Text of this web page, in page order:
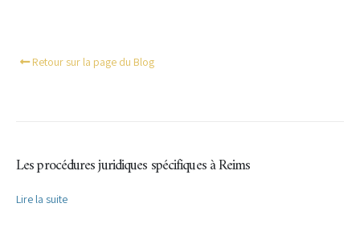
Retour sur la page du Blog
Les procédures juridiques spécifiques à Reims
Lire la suite